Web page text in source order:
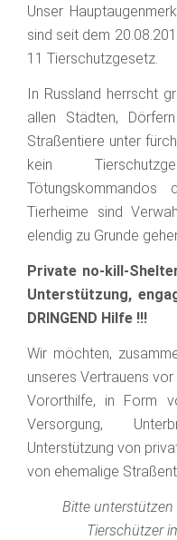
Unser
sind seit dem
11 Tierschutzgesetz.
In Russland herrscht
allen Städten,
Straßentiere unter
kein
Tierheime sind
elendig zu Grunde
Private no-kill-
Unterstützung,
DRINGEND Hilfe !!!
Wir möchten,
unseres Vertrauens vor
Vororthilfe, in Form
Versorgung,
Unterstützung von
von ehemalige
Bitte unterstützen
Tierschützer